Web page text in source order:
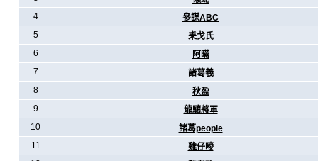
4
參謀ABC
5
耒戈氏
6
阿暪
7
諸葛羲
8
秋盈
9
龍驤將軍
10
諸葛people
11
雞仔嘜